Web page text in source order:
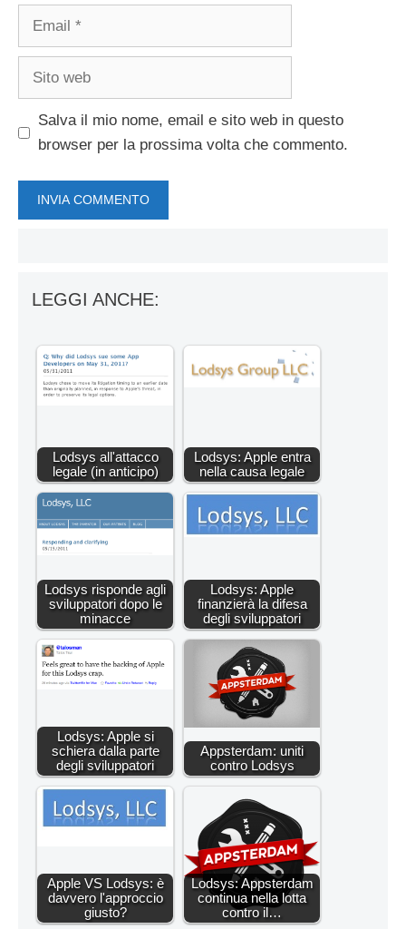
Email
Sito
Salva il mio nome, email e sito web in questo
browser per la prossima volta che commento.
LEGGI ANCHE:
Lodsys all'attacco
legale (in anticipo)
Lodsys: Apple entra
nella causa legale
Lodsys risponde agli
sviluppatori dopo le
minacce
Lodsys: Apple
finanzierà la difesa
degli sviluppatori
Lodsys: Apple si
schiera dalla parte
degli sviluppatori
Appsterdam: uniti
contro Lodsys
Apple VS Lodsys: è
davvero l'approccio
giusto?
Lodsys: Appsterdam
continua nella lotta
contro il…